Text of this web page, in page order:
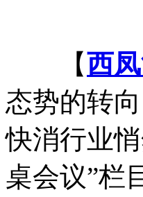
【西
态势的转
快消行业
桌会议”栏